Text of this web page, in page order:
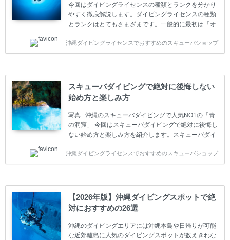
今回はダイビングライセンスの種類とランクを分かり
やすく徹底解説します。ダイビングライセンスの種類
とランクはとてもさまざまです。一般的に最初は「オ
す。 ダイビングのライセンスカードはダイビングの教
育機関もしくは指導団体が発行しています。教育機関
ダイバーの育成・指導や安全管理、環境保全などの活
動をしています。 ダイビングライセンスの種類はエン
トリーレベルのライセンスからプロレベルのライセン
スまでランク分けされています。各教育機関(指導団
体)によってライセンスカードの名称、トレーニング内
容に違いがありま...
沖縄ダイビングライセンスでおすすめのスキューバショップ
スキューバダイビングで絶対に後悔しない
始め方と楽しみ方
写真 : 沖縄のスキューバダイビングで人気NO1の「青
の洞窟」 今回はスキューバダイビングで絶対に後悔し
ない始め方と楽しみ方を紹介します。スキューバダイ
やまだ始めて間もない初心者の方に必見の内容です。
スキューバダイビングの始め方と楽しみ方について学
ててしまうと、せっかく楽しみにしていたスキューバ
ダイビングが台無しになり後悔することになってしま
うかもしれません。 又、スキューバダイビングは事故
のリスクがあるスポーツでもあります。もしかしたら
危険な思いをしてしまうかもしれません。 今回は現地
ダイビング...
沖縄ダイビングライセンスでおすすめのスキューバショップ
【2026年版】沖縄ダイビングスポットで絶
対におすすめの26選
沖縄のダイビングエリアには沖縄本島や日帰りが可能
な近郊離島に人気のダイビングスポットが数えきれな